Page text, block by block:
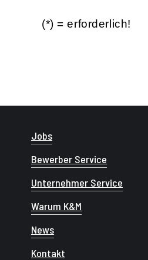
(*) = erforderlich!
Jobs
Bewerber Service
Unternehmer Service
Warum K&M
News
Kontakt